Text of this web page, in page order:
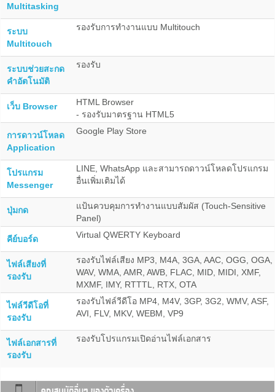
Multitasking
ระบบ
Multitouch
รองรับการทำงานแบบ Multitouch
ระบบช่วยสะกด
คำอัตโนมัติ
รองรับ
เว็บ Browser
HTML Browser
- รองรับมาตรฐาน HTML5
การดาวน์โหลด
Application
Google Play Store
โปรแกรม
Messenger
LINE, WhatsApp และสามารถดาวน์โหลดโปรแกรม
อื่นเพิ่มเติมได้
ปุ่มกด
แป้นควบคุมการทำงานแบบสัมผัส (Touch-Sensitive
Panel)
คีย์บอร์ด Virtual QWERTY Keyboard
ไฟล์เสียงที่
รองรับ
รองรับไฟล์เสียง MP3, M4A, 3GA, AAC, OGG, OGA,
WAV, WMA, AMR, AWB, FLAC, MID, MIDI, XMF,
MXMF, IMY, RTTTL, RTX, OTA
ไฟล์วีดีโอที่
รองรับ
รองรับไฟล์วีดีโอ MP4, M4V, 3GP, 3G2, WMV, ASF,
AVI, FLV, MKV, WEBM, VP9
ไฟล์เอกสารที่
รองรับ
รองรับโปรแกรมเปิดอ่านไฟล์เอกสาร